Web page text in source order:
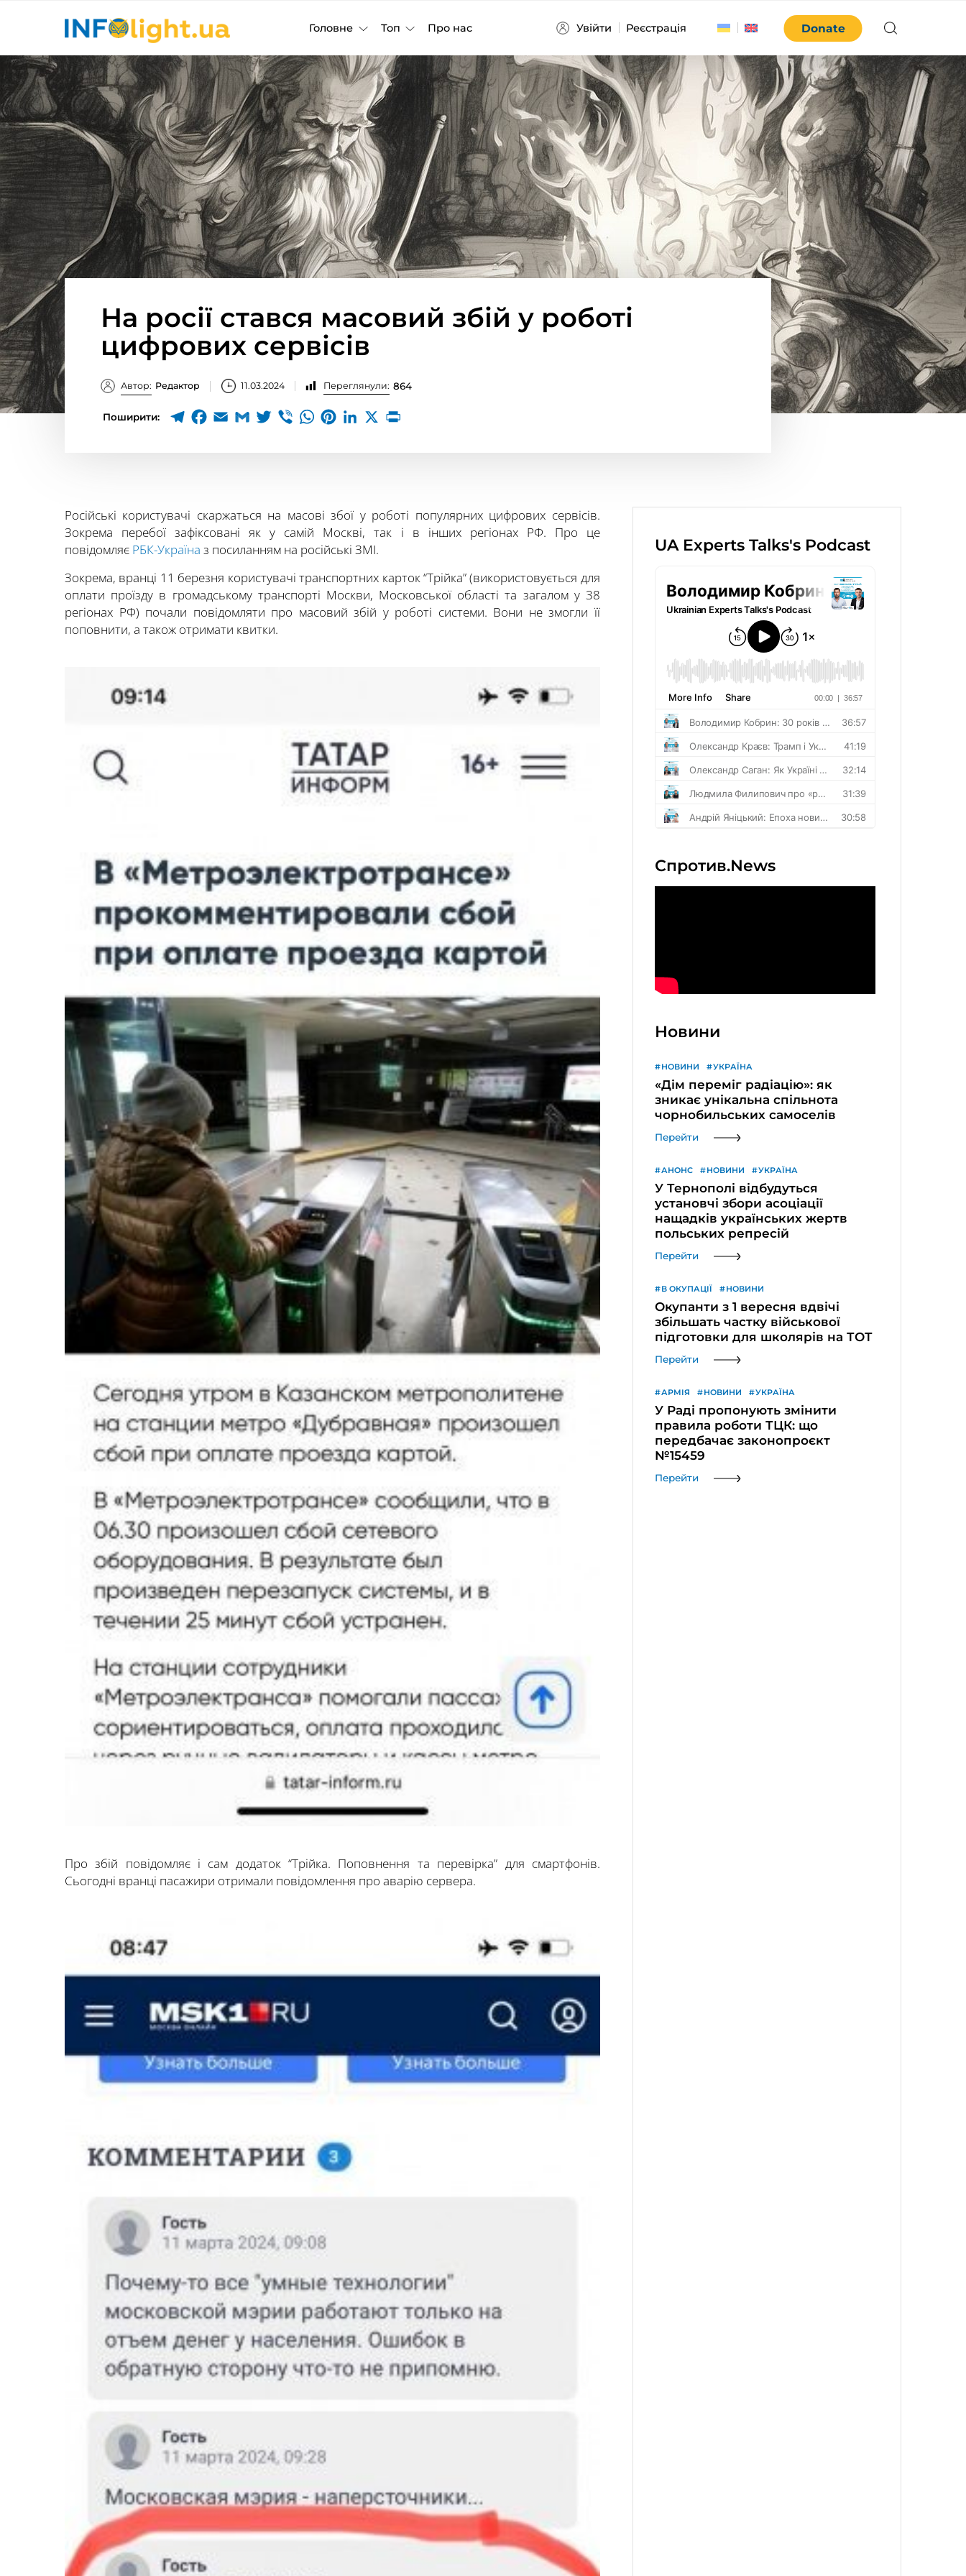
Головне Топ Про нас Увійти Реєстрація Donate
На росії стався масовий збій у роботі
цифрових сервісів
Автор: Редактор 11.03.2024 Переглянули: 864
Поширити:
Російські користувачі скаржаться на масові збої у роботі популярних цифрових сервісів.
Зокрема перебої зафіксовані як у самій Москві, так і в інших регіонах РФ. Про це
повідомляє РБК-Україна з посиланням на російські ЗМІ.
Зокрема, вранці 11 березня користувачі транспортних карток “Трійка” (використовується для
оплати проїзду в громадському транспорті Москви, Московської області та загалом у 38
регіонах РФ) почали повідомляти про масовий збій у роботі системи. Вони не змогли її
поповнити, а також отримати квитки.
Про збій повідомляє і сам додаток “Трійка. Поповнення та перевірка” для смартфонів.
Сьогодні вранці пасажири отримали повідомлення про аварію сервера.
UA Experts Talks's Podcast
Спротив.News
Новини
НОВИНИ УКРАЇНА
«Дім переміг радіацію»: як
зникає унікальна спільнота
чорнобильських самоселів
Перейти
АНОНС НОВИНИ УКРАЇНА
У Тернополі відбудуться
установчі збори асоціації
нащадків українських жертв
польських репресій
Перейти
В ОКУПАЦІЇ НОВИНИ
Окупанти з 1 вересня вдвічі
збільшать частку військової
підготовки для школярів на ТОТ
Перейти
АРМІЯ НОВИНИ УКРАЇНА
У Раді пропонують змінити
правила роботи ТЦК: що
передбачає законопроєкт
№15459
Перейти